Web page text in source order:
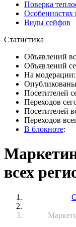
Поверка
Особенностях
Виды сейфов
Статистика
Объявлений
Объявлений
На модерации:
Посетителей
Переходов
Посетителей
Переходов
В блокноте:
всех